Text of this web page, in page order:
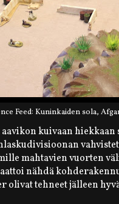
Feed: Kuninkaiden sola,
kuivaan hiekkaan
mahtavien vuorten
nähdä
olivat tehneet jälleen